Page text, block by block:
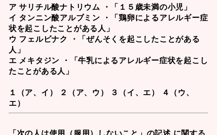
ア サリチル酸ナトリウム ・「１５歳未満の小児」
イ タンニン酸アルブミン ・「鶏卵によるアレルギー症
状を起こしたことがある人」
ウ フェルビナク ・「ぜんそくを起こしたことがある
人」
エ メキタジン ・「牛乳によるアレルギー症状を起こし
たことがある人」
１（ア、イ） ２（ア、ウ） ３（イ、エ） ４（ウ、
エ）